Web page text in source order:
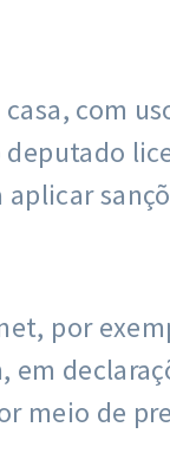
com
por
em
meio de